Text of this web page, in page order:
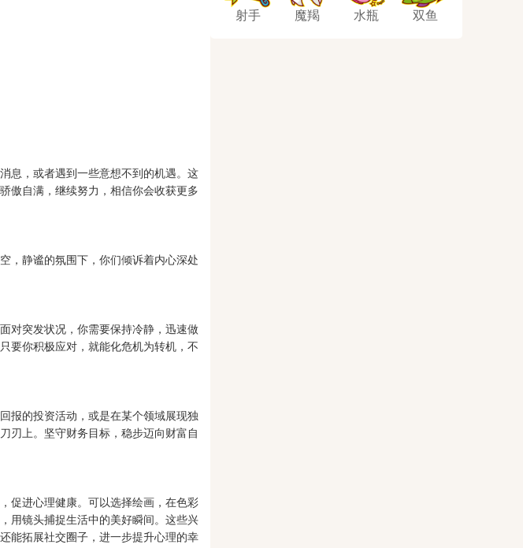
息，或者遇到一些意想不到的机遇。这
傲自满，继续努力，相信你会收获更多
，静谧的氛围下，你们倾诉着内心深处
对突发状况，你需要保持冷静，迅速做
要你积极应对，就能化危机为转机，不
报的投资活动，或是在某个领域展现独
刃上。坚守财务目标，稳步迈向财富自
促进心理健康。可以选择绘画，在色彩
用镜头捕捉生活中的美好瞬间。这些兴
能拓展社交圈子，进一步提升心理的幸
射手 魔羯 水瓶 双鱼